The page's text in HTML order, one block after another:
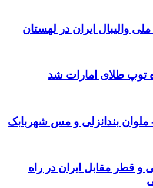
والیبال ایران در لهستان
توپ طلای امارات شد
بندانزلی و مس شهربابک
و قطر مقابل ایران در راه